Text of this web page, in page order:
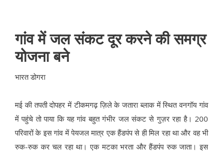
गांव में जल संकट दूर करने की समग्र
योजना बने
भारत डोगरा
मई की तपती दोपहर में टीकमगढ़ ज़िले के जतारा ब्लाक में स्थित वनगॉय गांव
में पहुंचे तो पाया कि यह गांव बहुत गंभीर जल संकट से गुज़र रहा है। 200
परिवारों के इस गांव में पेयजल मात्र एक हैंडपंप से ही मिल रहा था और वह भी
रुक-रुक कर चल रहा था। एक मटका भरता और हैंडपंप रुक जाता। इस